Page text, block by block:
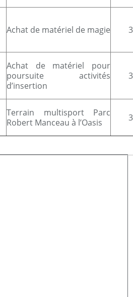
Achat de matériel de magie
Achat de matériel pour
poursuite activités
d’insertion
Terrain multisport Parc
Robert Manceau à l’Oasis